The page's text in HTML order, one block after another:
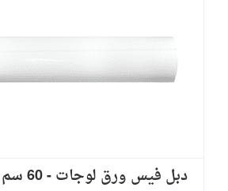
دبل فيس ورق لوجات - 60 سم